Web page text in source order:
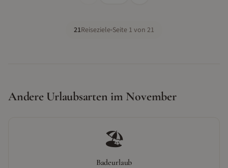
21Reiseziele Seite 1 von 21
Andere Urlaubsarten im November
🏖️
Badeurlaub